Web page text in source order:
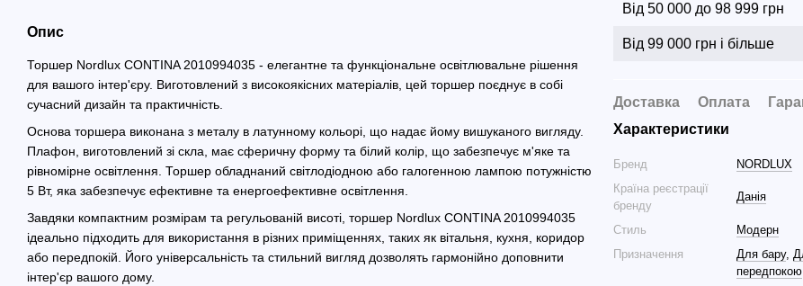
Опис
Торшер Nordlux CONTINA 2010994035 - елегантне та функціональне освітлювальне рішення
для вашого інтер'єру. Виготовлений з високоякісних матеріалів, цей торшер поєднує в собі
сучасний дизайн та практичність.
Основа торшера виконана з металу в латунному кольорі, що надає йому вишуканого вигляду.
Плафон, виготовлений зі скла, має сферичну форму та білий колір, що забезпечує м'яке та
рівномірне освітлення. Торшер обладнаний світлодіодною або галогенною лампою потужністю
5 Вт, яка забезпечує ефективне та енергоефективне освітлення.
Завдяки компактним розмірам та регульованій висоті, торшер Nordlux CONTINA 2010994035
ідеально підходить для використання в різних приміщеннях, таких як вітальня, кухня, коридор
або передпокій. Його універсальність та стильний вигляд дозволять гармонійно доповнити
інтер'єр вашого дому.
Від 50 000 до 98 999 грн
Від 99 000 грн і більше
Доставка Оплата
Характеристики
Бренд
NORDLUX
Країна реєстрації
бренду
Данія
Стиль
Модерн
Призначення
Для бару,
передпокою